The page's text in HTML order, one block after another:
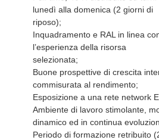
lunedì alla domenica (2 giorni di
riposo);
Inquadramento e RAL in linea
l’esperienza della risorsa
selezionata;
Buone prospettive di crescita
commisurata al rendimento;
Esposizione a una rete network
Ambiente di lavoro stimolante,
dinamico ed in continua
Periodo di formazione retribuito